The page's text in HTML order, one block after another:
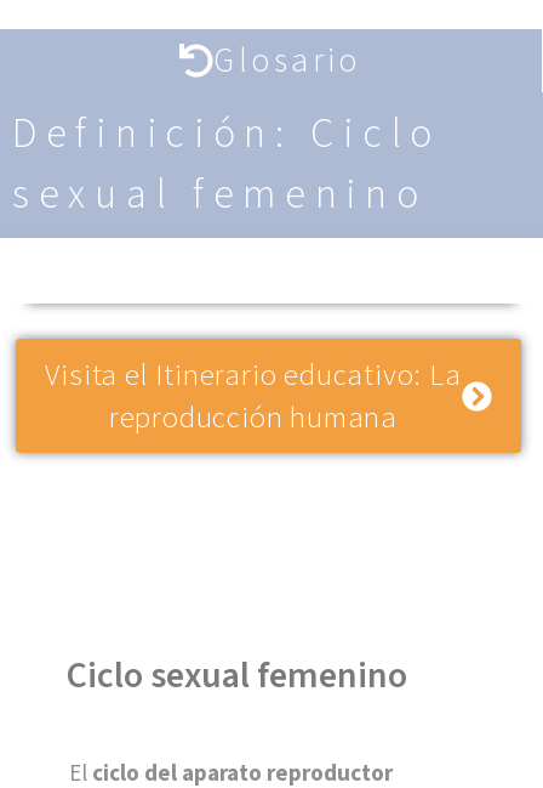
Glosario
Definición: Ciclo
sexual femenino
Visita el Itinerario educativo: La
reproducción humana
Ciclo sexual femenino
El ciclo del aparato reproductor